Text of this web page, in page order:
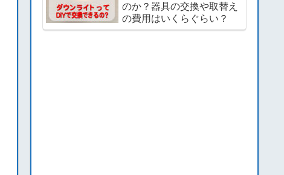
のか？器具の交換や取替え
の費用はいくらぐらい？